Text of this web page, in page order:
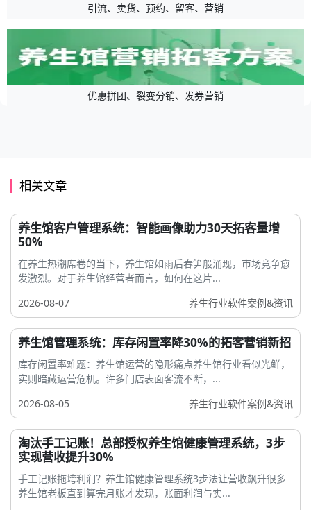
引流、卖货、预约、留客、营销
优惠拼团、裂变分销、发券营销
相关文章
养生馆客户管理系统：智能画像助力30天拓客量增
50%
在养生热潮席卷的当下，养生馆如雨后春笋般涌现，市场竞争愈
发激烈。对于养生馆经营者而言，如何在这片...
2026-08-07
养生行业软件案例&资讯
养生馆管理系统：库存闲置率降30%的拓客营销新招
库存闲置率难题：养生馆运营的隐形痛点养生馆行业看似光鲜，
实则暗藏运营危机。许多门店表面客流不断，...
2026-08-05
养生行业软件案例&资讯
淘汰手工记账！总部授权养生馆健康管理系统，3步
实现营收提升30%
手工记账拖垮利润？养生馆健康管理系统3步法让营收飙升很多
养生馆老板直到算完月账才发现，账面利润与实...